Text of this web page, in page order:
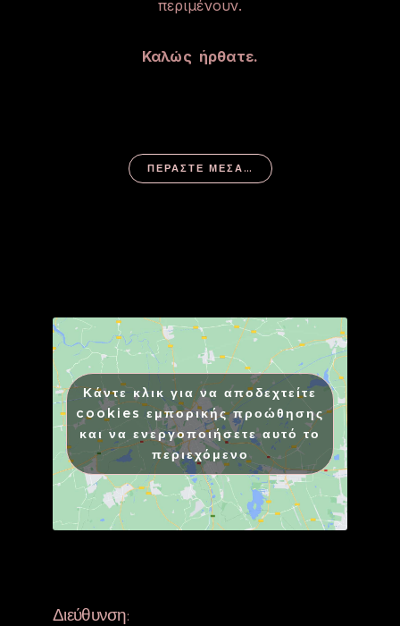
περιμένουν.
Καλώς ήρθατε.
ΠΕΡΆΣΤΕ ΜΈΣΑ…
Κάντε κλικ για να αποδεχτείτε
cookies εμπορικής προώθησης
και να ενεργοποιήσετε αυτό το
περιεχόμενο
Διεύθυνση: